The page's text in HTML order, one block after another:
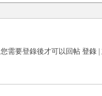
您需要登錄後才可以回帖 登錄